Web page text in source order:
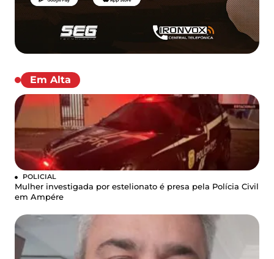
Em Alta
POLICIAL
Mulher investigada por estelionato é presa pela Polícia Civil
em Ampére